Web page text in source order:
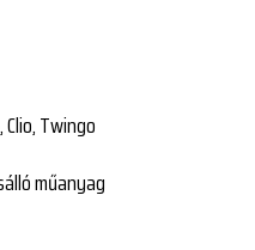
Twingo
műanyag